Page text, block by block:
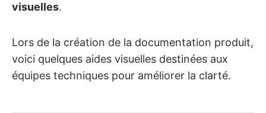
visuelles.
Lors de la création de la documentation produit,
voici quelques aides visuelles destinées aux
équipes techniques pour améliorer la clarté.